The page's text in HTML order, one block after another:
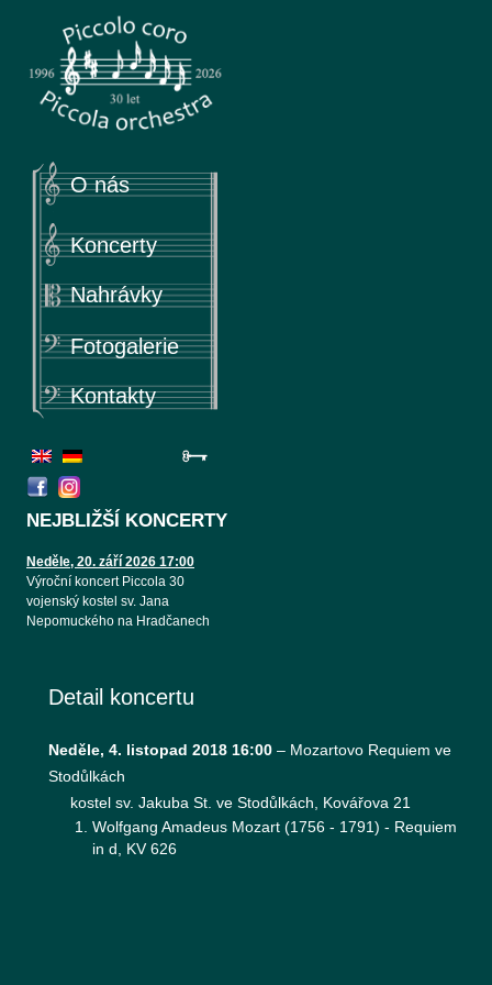
Piccola
Piccolo coro & Piccola orchestra
O nás
Koncerty
Nahrávky
Fotogalerie
Kontakty
NEJBLIŽŠÍ KONCERTY
Neděle, 20. září 2026 17:00
Výroční koncert Piccola 30
vojenský kostel sv. Jana
Nepomuckého na Hradčanech
Detail koncertu
Neděle, 4. listopad 2018 16:00 – Mozartovo Requiem ve
Stodůlkách
kostel sv. Jakuba St. ve Stodůlkách, Kovářova 21
Wolfgang Amadeus Mozart (1756 - 1791) - Requiem
in d, KV 626